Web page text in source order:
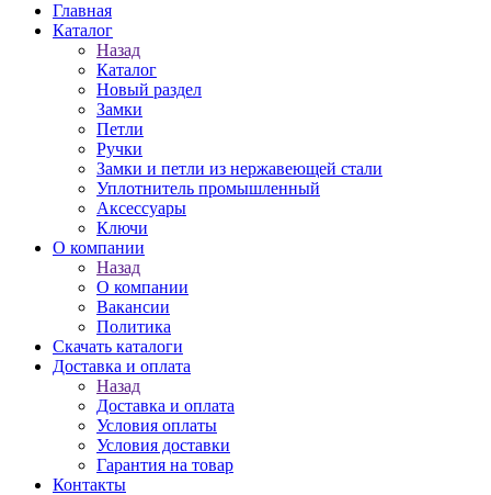
Главная
Каталог
Назад
Каталог
Новый раздел
Замки
Петли
Ручки
Замки и петли из нержавеющей стали
Уплотнитель промышленный
Аксессуары
Ключи
О компании
Назад
О компании
Вакансии
Политика
Скачать каталоги
Доставка и оплата
Назад
Доставка и оплата
Условия оплаты
Условия доставки
Гарантия на товар
Контакты